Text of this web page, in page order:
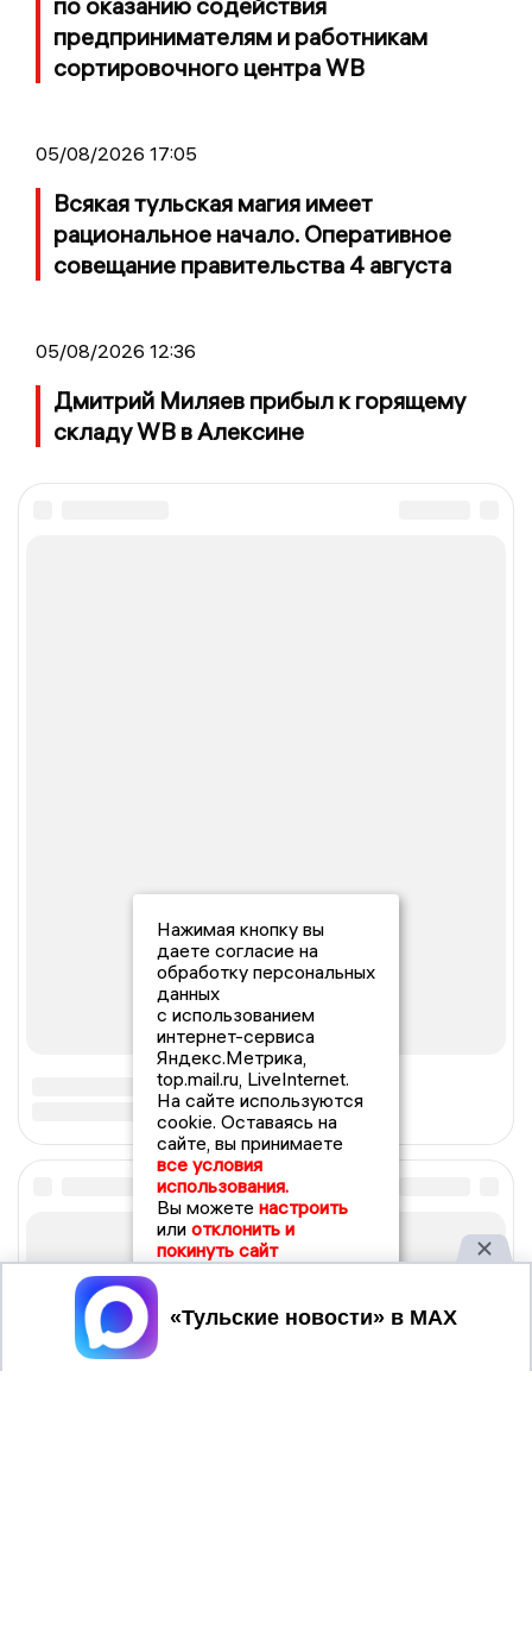
предпринимателям и работникам
сортировочного центра WB
05/08/2026 17:05
Всякая тульская магия имеет
рациональное начало. Оперативное
совещание правительства 4 августа
05/08/2026 12:36
Дмитрий Миляев прибыл к горящему
складу WB в Алексине
Нажимая кнопку вы
даете согласие на
обработку персональных
данных
с использованием
интернет-сервиса
Яндекс.Метрика,
top.mail.ru, LiveInternet.
На сайте используются
cookie. Оставаясь на
сайте, вы принимаете
все условия
использования.
Вы можете настроить
или отклонить и
покинуть сайт
Принять